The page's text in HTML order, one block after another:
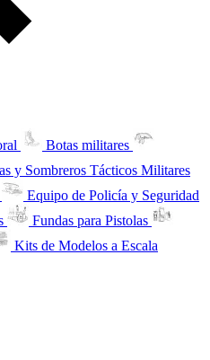
Botas militares
y Sombreros Tácticos Militares
Equipo de Policía y Seguridad
Fundas para Pistolas
Kits de Modelos a Escala